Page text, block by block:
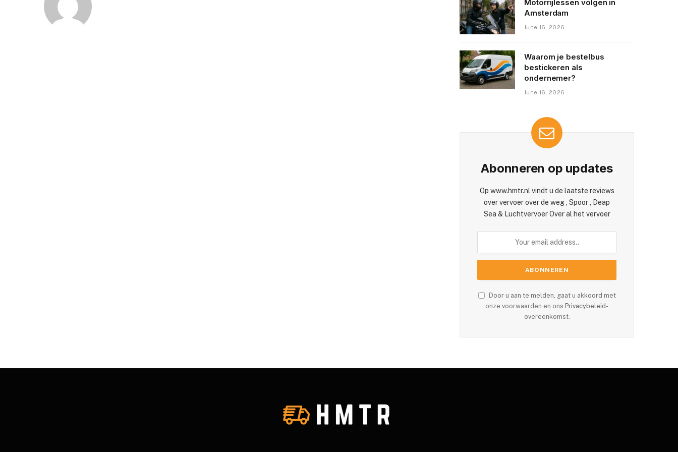
Motorrijlessen volgen in
Amsterdam
June 16, 2026
Waarom je bestelbus
bestickeren als
ondernemer?
June 16, 2026
Abonneren op updates
Op www.hmtr.nl vindt u de laatste reviews
over vervoer over de weg , Spoor , Deap
Sea & Luchtvervoer Over al het vervoer
Door u aan te melden, gaat u akkoord met
onze voorwaarden en ons Privacybeleid-
overeenkomst.